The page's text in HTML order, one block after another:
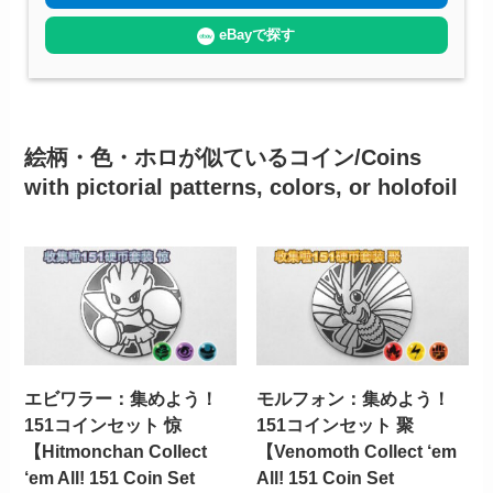
eBayで探す
絵柄・色・ホロが似ているコイン/Coins
with pictorial patterns, colors, or holofoil
エビワラー：集めよう！
151コインセット 惊
【Hitmonchan Collect
‘em All! 151 Coin Set
モルフォン：集めよう！
151コインセット 聚
【Venomoth Collect ‘em
All! 151 Coin Set